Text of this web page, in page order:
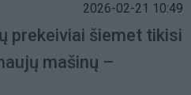
2026-02-21 10:49
prekeiviai šiemet tikisi
mašinų –